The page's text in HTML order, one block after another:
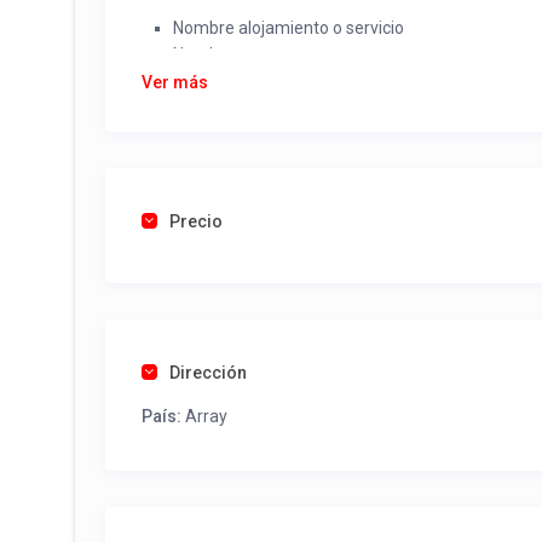
Nombre alojamiento o servicio
Nombre
Rut
Una vez recibido procederemos a activar su aviso
Ver más
Precio
Dirección
País: Array